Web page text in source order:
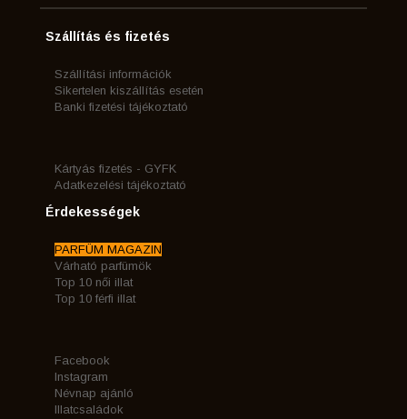
Szállítás és fizetés
Szállítási információk
Sikertelen kiszállítás esetén
Banki fizetési tájékoztató
Kártyás fizetés - GYFK
Adatkezelési tájékoztató
Érdekességek
PARFÜM MAGAZIN
Várható parfümök
Top 10 női illat
Top 10 férfi illat
Facebook
Instagram
Névnap ajánló
Illatcsaládok